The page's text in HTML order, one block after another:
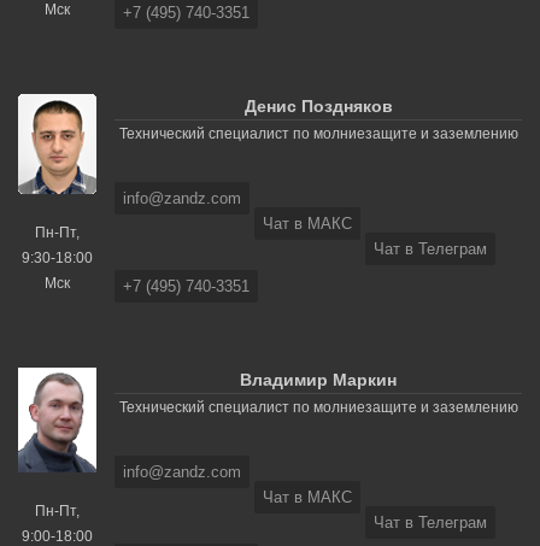
Мск
+7 (495) 740-3351
Пн-Пт,
9:30-18:00
Мск
Денис Поздняков
Технический специалист по молниезащите и заземлению
info@zandz.com
Чат в МАКС
Чат в Телеграм
+7 (495) 740-3351
Пн-Пт,
9:00-18:00
Владимир Маркин
Технический специалист по молниезащите и заземлению
info@zandz.com
Чат в МАКС
Чат в Телеграм